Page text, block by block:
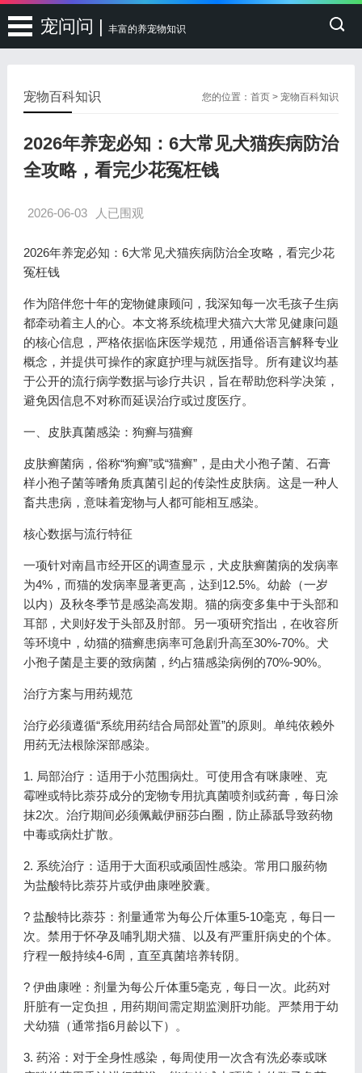
宠问问 | 丰富的养宠物知识
您的位置：首页 >宠物百科知识
宠物百科知识
2026年养宠必知：6大常见犬猫疾病防治
全攻略，看完少花冤枉钱
2026-06-03 人已围观
2026年养宠必知：6大常见犬猫疾病防治全攻略，看完少花
冤枉钱
作为陪伴您十年的宠物健康顾问，我深知每一次毛孩子生病
都牵动着主人的心。本文将系统梳理犬猫六大常见健康问题
的核心信息，严格依据临床医学规范，用通俗语言解释专业
概念，并提供可操作的家庭护理与就医指导。所有建议均基
于公开的流行病学数据与诊疗共识，旨在帮助您科学决策，
避免因信息不对称而延误治疗或过度医疗。
一、皮肤真菌感染：狗癣与猫癣
皮肤癣菌病，俗称“狗癣”或“猫癣”，是由犬小孢子菌、石膏
样小孢子菌等嗜角质真菌引起的传染性皮肤病。这是一种人
畜共患病，意味着宠物与人都可能相互感染。
核心数据与流行特征
一项针对南昌市经开区的调查显示，犬皮肤癣菌病的发病率
为4%，而猫的发病率显著更高，达到12.5%。幼龄（一岁
以内）及秋冬季节是感染高发期。猫的病变多集中于头部和
耳部，犬则好发于头部及肘部。另一项研究指出，在收容所
等环境中，幼猫的猫癣患病率可急剧升高至30%-70%。犬
小孢子菌是主要的致病菌，约占猫感染病例的70%-90%。
治疗方案与用药规范
治疗必须遵循“系统用药结合局部处置”的原则。单纯依赖外
用药无法根除深部感染。
1. 局部治疗：适用于小范围病灶。可使用含有咪康唑、克
霉唑或特比萘芬成分的宠物专用抗真菌喷剂或药膏，每日涂
抹2次。治疗期间必须佩戴伊丽莎白圈，防止舔舐导致药物
中毒或病灶扩散。
2. 系统治疗：适用于大面积或顽固性感染。常用口服药物
为盐酸特比萘芬片或伊曲康唑胶囊。
? 盐酸特比萘芬：剂量通常为每公斤体重5-10毫克，每日一
次。禁用于怀孕及哺乳期犬猫、以及有严重肝病史的个体。
疗程一般持续4-6周，直至真菌培养转阴。
? 伊曲康唑：剂量为每公斤体重5毫克，每日一次。此药对
肝脏有一定负担，用药期间需定期监测肝功能。严禁用于幼
犬幼猫（通常指6月龄以下）。
3. 药浴：对于全身性感染，每周使用一次含有洗必泰或咪